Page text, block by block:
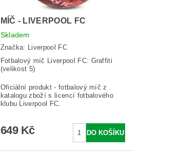
MÍČ - LIVERPOOL FC
Skladem
Značka: Liverpool FC
Fotbalový míč Liverpool FC: Graffiti
(velikost 5)
Oficiální produkt - fotbalový míč z
katalogu zboží s licencí fotbalového
klubu Liverpool FC.
649 Kč